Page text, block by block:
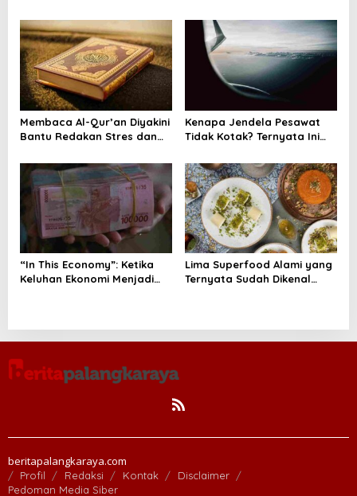
o
n
Membaca Al-Qur’an Diyakini
Bantu Redakan Stres dan
Kenapa Jendela Pesawat
Tidak Kotak? Ternyata Ini
“In This Economy”: Ketika
Keluhan Ekonomi Menjadi
Lima Superfood Alami yang
Ternyata Sudah Dikenal
beritapalangkaraya.com
Profil Redaksi Kontak
Disclaimer
Pedoman Media Siber